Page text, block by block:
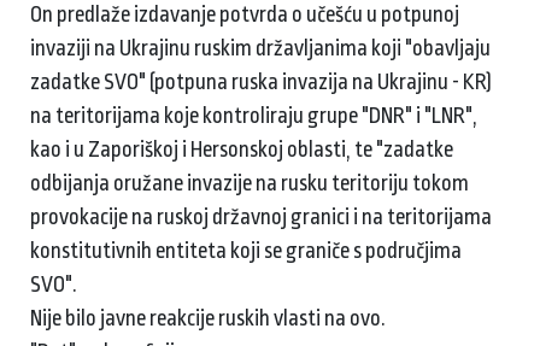
On predlaže izdavanje potvrda o učešću u potpunoj
invaziji na Ukrajinu ruskim državljanima koji "obavljaju
zadatke SVO" (potpuna ruska invazija na Ukrajinu - KR)
na teritorijama koje kontroliraju grupe "DNR" i "LNR",
kao i u Zaporiškoj i Hersonskoj oblasti, te "zadatke
odbijanja oružane invazije na rusku teritoriju tokom
provokacije na ruskoj državnoj granici i na teritorijama
konstitutivnih entiteta koji se graniče s područjima
SVO".
Nije bilo javne reakcije ruskih vlasti na ovo.